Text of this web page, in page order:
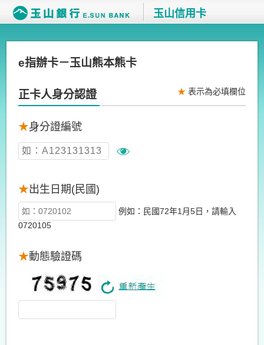
玉山信用卡
e指辦卡－玉山熊本熊卡
正卡人身分認證 ★表示為必填欄位
★身分證編號
★出生日期(民國)
例如：民國72年1月5日，請輸入
0720105
★動態驗證碼